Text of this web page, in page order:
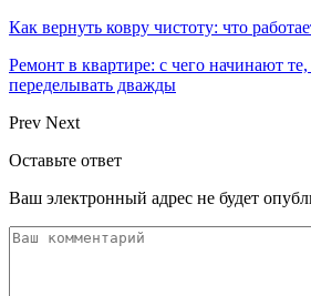
Как вернуть ковру чистоту: что
Ремонт в квартире: с чего начинают те,
переделывать дважды
Prev Next
Оставьте ответ
Ваш электронный адрес не будет